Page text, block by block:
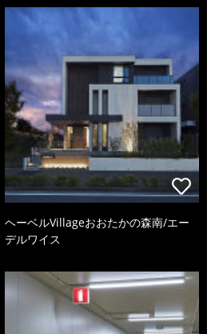
ヘーベルVillageおおたかの森南/エー
デルワイス